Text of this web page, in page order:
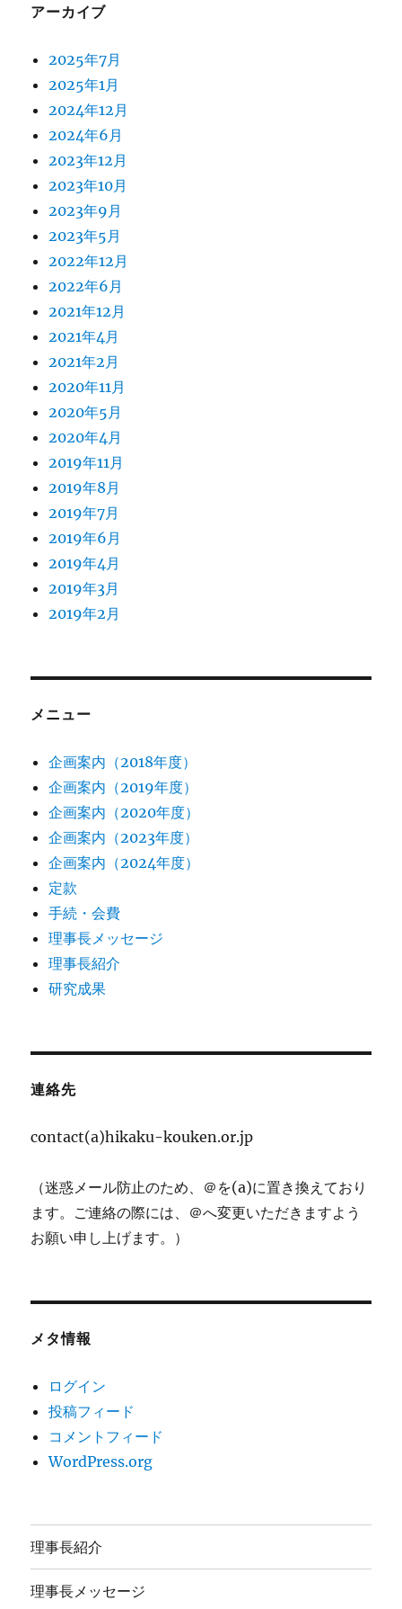
アーカイブ
2025年7月
2025年1月
2024年12月
2024年6月
2023年12月
2023年10月
2023年9月
2023年5月
2022年12月
2022年6月
2021年12月
2021年4月
2021年2月
2020年11月
2020年5月
2020年4月
2019年11月
2019年8月
2019年7月
2019年6月
2019年4月
2019年3月
2019年2月
メニュー
企画案内（2018年度）
企画案内（2019年度）
企画案内（2020年度）
企画案内（2023年度）
企画案内（2024年度）
定款
手続・会費
理事長メッセージ
理事長紹介
研究成果
連絡先
contact(a)hikaku-kouken.or.jp
（迷惑メール防止のため、＠を(a)に置き換えており
ます。ご連絡の際には、＠へ変更いただきますよう
お願い申し上げます。）
メタ情報
ログイン
投稿フィード
コメントフィード
WordPress.org
理事長紹介
理事長メッセージ